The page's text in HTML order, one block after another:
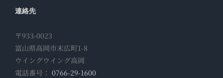
連絡先
〒933-0023
富山県高岡市末広町1-8
ウイングウイング高岡
電話番号： 0766-29-1600